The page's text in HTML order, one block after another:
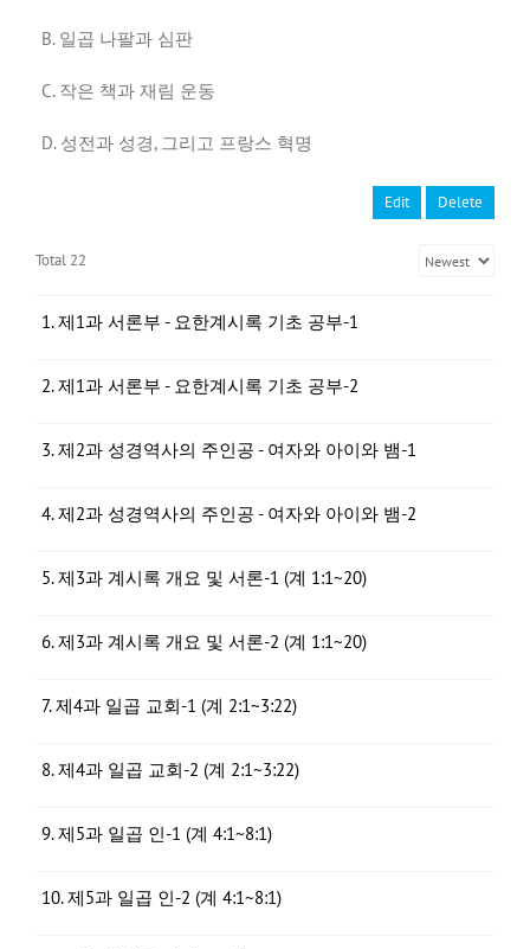
B. 일곱 나팔과 심판
C. 작은 책과 재림 운동
D. 성전과 성경, 그리고 프랑스 혁명
Edit Delete
Total 22
1. 제1과 서론부 - 요한계시록 기초 공부-1
2. 제1과 서론부 - 요한계시록 기초 공부-2
3. 제2과 성경역사의 주인공 - 여자와 아이와 뱀-1
4. 제2과 성경역사의 주인공 - 여자와 아이와 뱀-2
5. 제3과 계시록 개요 및 서론-1 (계 1:1~20)
6. 제3과 계시록 개요 및 서론-2 (계 1:1~20)
7. 제4과 일곱 교회-1 (계 2:1~3:22)
8. 제4과 일곱 교회-2 (계 2:1~3:22)
9. 제5과 일곱 인-1 (계 4:1~8:1)
10. 제5과 일곱 인-2 (계 4:1~8:1)